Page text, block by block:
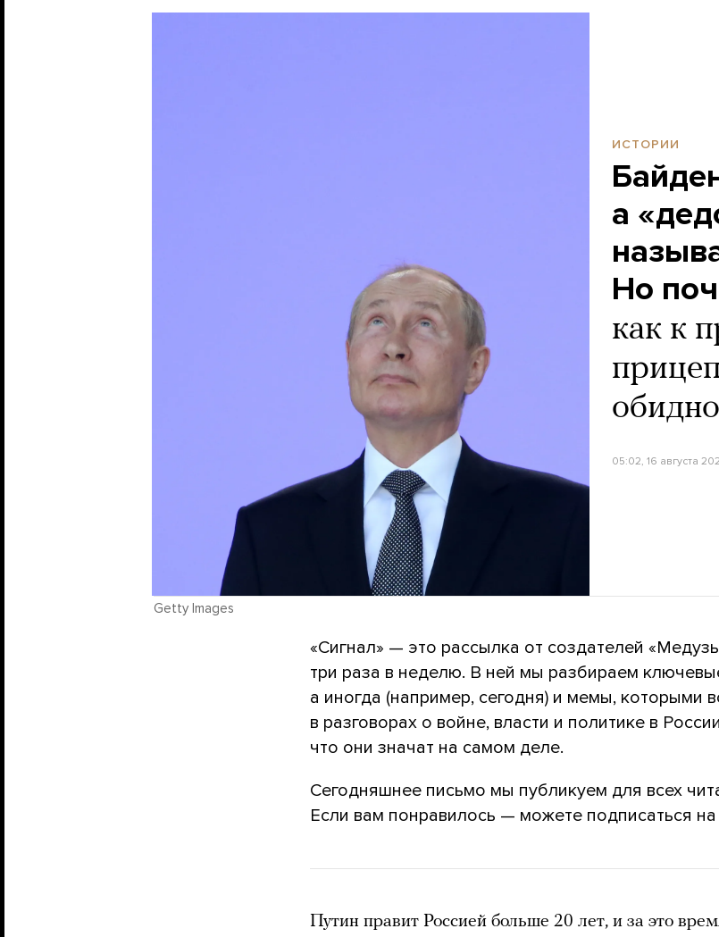
ИСТОРИИ
а
Но
как к
05:02, 16 августа
Getty Images
«Сигнал» — это рассылка от создателей
три раза в неделю. В ней мы разбираем
а иногда (например, сегодня) и мемы, которыми
в разговорах о войне, власти и политике в
что они значат на самом деле.
Сегодняшнее письмо мы публикуем для всех
Если вам понравилось — можете подписаться на
Путин правит Россией больше 20 лет, и за это